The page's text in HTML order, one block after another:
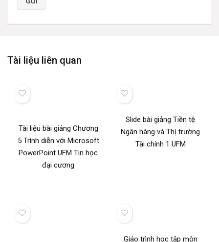
Tài liệu liên quan
Tài liệu bài giảng Chương
5 Trình diễn với Microsoft
PowerPoint UFM Tin học
đại cương
Slide bài giảng Tiền tệ
Ngân hàng và Thị trường
Tài chính 1 UFM
Giáo trình học tập môn